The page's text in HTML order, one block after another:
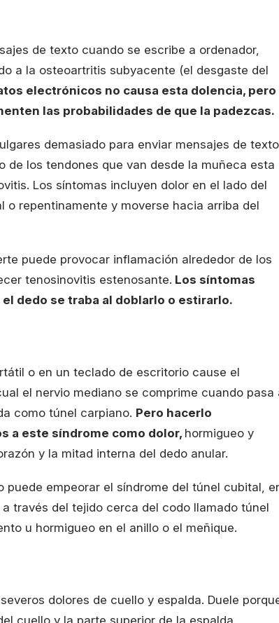
de texto cuando se escribe a ordenador,
a la osteoartritis subyacente (el desgaste del
electrónicos no causa esta dolencia, pero
las probabilidades de que la padezcas.
demasiado para enviar mensajes de
de los tendones que van desde la muñeca esta
Los síntomas incluyen dolor en el lado del
o repentinamente y moverse hacia arriba del
puede provocar inflamación alrededor de los
tenosinovitis estenosante. Los síntomas
dedo se traba al doblarlo o estirarlo.
o en un teclado de escritorio cause el
el nervio mediano se comprime cuando pasa
como túnel carpiano. Pero hacerlo
a este síndrome como dolor, hormigueo y
y la mitad interna del dedo anular.
empeorar el síndrome del túnel cubital,
través del tejido cerca del codo llamado túnel
u hormigueo en el anillo o el meñique.
dolores de cuello y espalda. Duele